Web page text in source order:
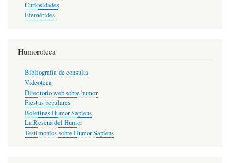
Curiosidades
Efemérides
Humoroteca
Bibliografía de consulta
Videoteca
Directorio web sobre humor
Fiestas populares
Boletines Humor Sapiens
La Reseña del Humor
Testimonios sobre Humor Sapiens